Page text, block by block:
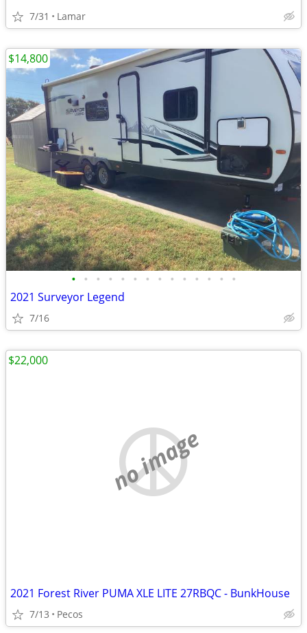
7/31 Lamar
• • • • • • • • • • • • • •
2021 Surveyor Legend
7/16
$14,800
no image
2021 Forest River PUMA XLE LITE 27RBQC - BunkHouse
7/13 Pecos
$22,000